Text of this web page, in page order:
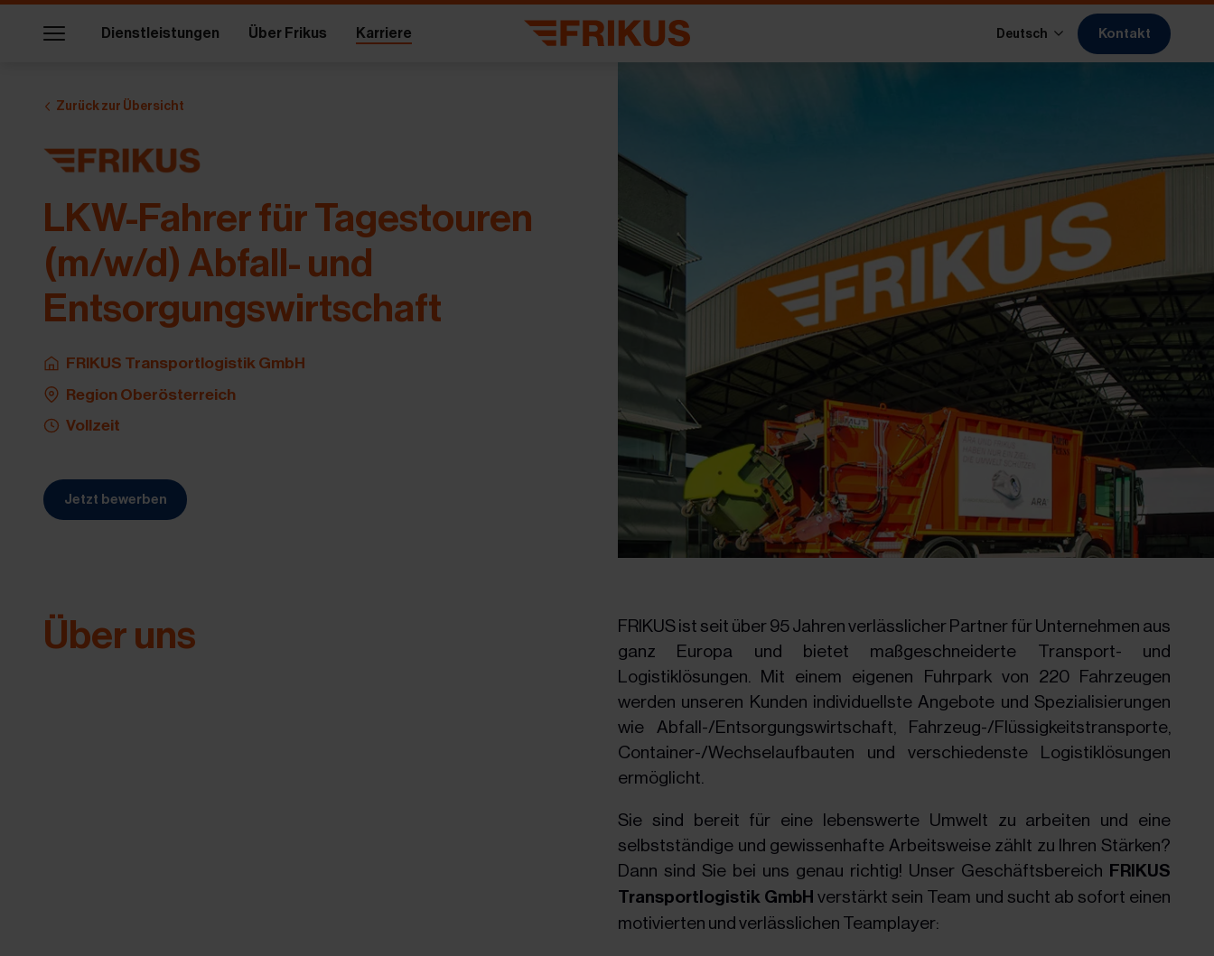
Zum Hauptinhalt springen
Zum Footer springen
Dienstleistungen
Über Frikus Karriere Deutsch Kontakt
Zurück zur Übersicht
LKW-Fahrer für Tagestouren
(m/w/d) Abfall- und
Entsorgungswirtschaft
FRIKUS Transportlogistik GmbH
Region Oberösterreich
Vollzeit
Jetzt bewerben
(Öffnet in neuem Tab)
Über uns
FRIKUS ist seit über 95 Jahren verlässlicher Partner für Unternehmen aus
ganz Europa und bietet maßgeschneiderte Transport- und
Logistiklösungen. Mit einem eigenen Fuhrpark von 220 Fahrzeugen
werden unseren Kunden individuellste Angebote und Spezialisierungen
wie Abfall-/Entsorgungswirtschaft, Fahrzeug-/Flüssigkeitstransporte,
Container-/Wechselaufbauten und verschiedenste Logistiklösungen
ermöglicht.
Sie sind bereit für eine lebenswerte Umwelt zu arbeiten und eine
selbstständige und gewissenhafte Arbeitsweise zählt zu Ihren Stärken?
Dann sind Sie bei uns genau richtig! Unser Geschäftsbereich FRIKUS
Transportlogistik GmbHverstärkt sein Team und sucht ab sofort einen
motivierten und verlässlichen Teamplayer: